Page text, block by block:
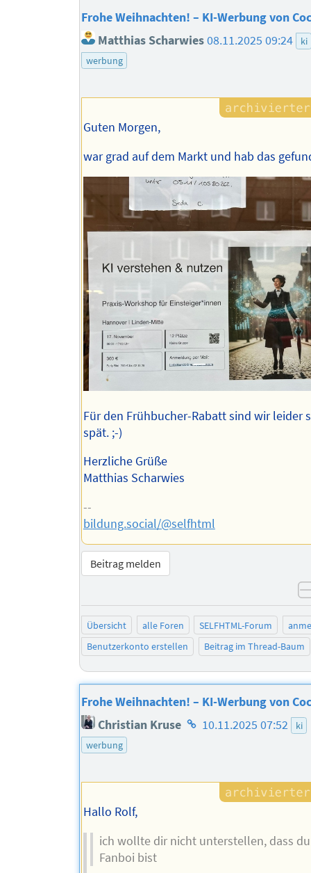
Frohe Weihnachten! – KI-Werbung von
Matthias Scharwies08.11.2025 09:24
ki
werbung
Guten Morgen,
war grad auf dem Markt und hab das
Für den Frühbucher-Rabatt sind wir leider
spät. ;-)
Herzliche Grüße
Matthias Scharwies
--
bildung.social/@selfhtml
Beitrag melden
Übersicht alle Foren SELFHTML-Forum
Benutzerkonto erstellen
Beitrag im Thread-Baum
Frohe Weihnachten! – KI-Werbung von
Christian Kruse Homepage
10.11.2025 07:52
ki
werbung
Hallo Rolf,
ich wollte dir nicht unterstellen, dass
Fanboi bist